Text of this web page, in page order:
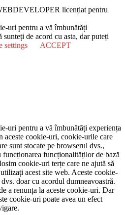
licențiat pentru
uri pentru a vă îmbunătăți
de acord cu asta, dar puteți
settings
ACCEPT
uri pentru a vă îmbunătăți experiența
aceste cookie-uri, cookie-urile care
sunt stocate pe browserul dvs.,
funcționarea funcționalităților de bază
cookie-uri terțe care ne ajută să
acest site web. Aceste cookie-
doar cu acordul dumneavoastră.
a renunța la aceste cookie-uri. Dar
cookie-uri poate avea un efect